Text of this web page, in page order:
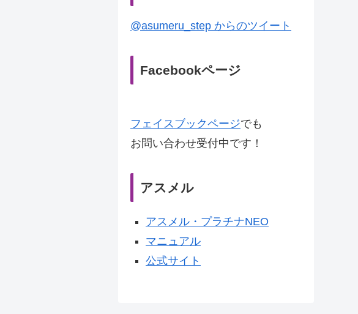
@asumeru_step からのツイート
Facebookページ
フェイスブックページでも
お問い合わせ受付中です！
アスメル
アスメル・プラチナNEO
マニュアル
公式サイト